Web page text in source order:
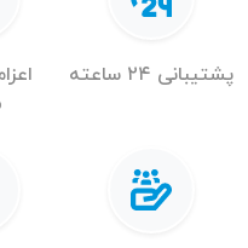
پشتیبانی ۲۴ ساعته